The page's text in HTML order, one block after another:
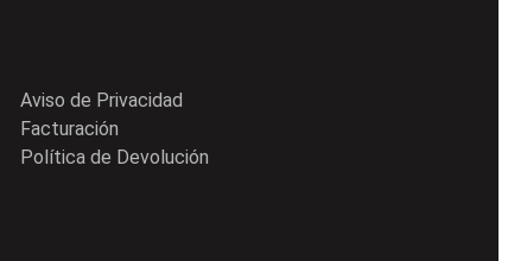
Aviso de Privacidad
Facturación
Política de Devolución